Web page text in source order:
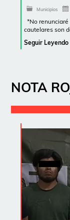
Municipios
*No
cautelares son
Seguir Leyendo
NOTA